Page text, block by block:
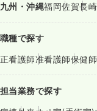
九州・沖縄福岡佐賀長崎
職種で探す
正看護師准看護師保健師
担当業務で探す